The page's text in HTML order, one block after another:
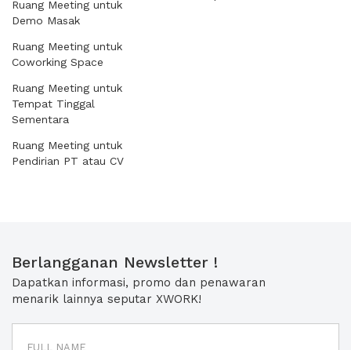
Ruang Meeting untuk
Demo Masak
Ruang Meeting untuk
Coworking Space
Ruang Meeting untuk
Tempat Tinggal
Sementara
Ruang Meeting untuk
Pendirian PT atau CV
Berlangganan Newsletter !
Dapatkan informasi, promo dan penawaran
menarik lainnya seputar XWORK!